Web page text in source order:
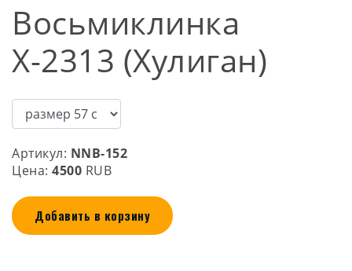
Восьмиклинка
Х-2313 (Хулиган)
Артикул: NNB-152
Цена: 4500 RUB
Добавить в корзину